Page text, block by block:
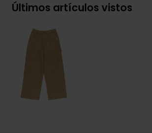
Últimos artículos vistos